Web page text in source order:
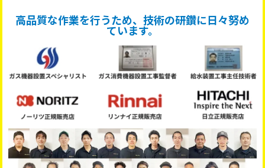
高品質な作業を行うため、技術の研鑽に日々努め
ています。